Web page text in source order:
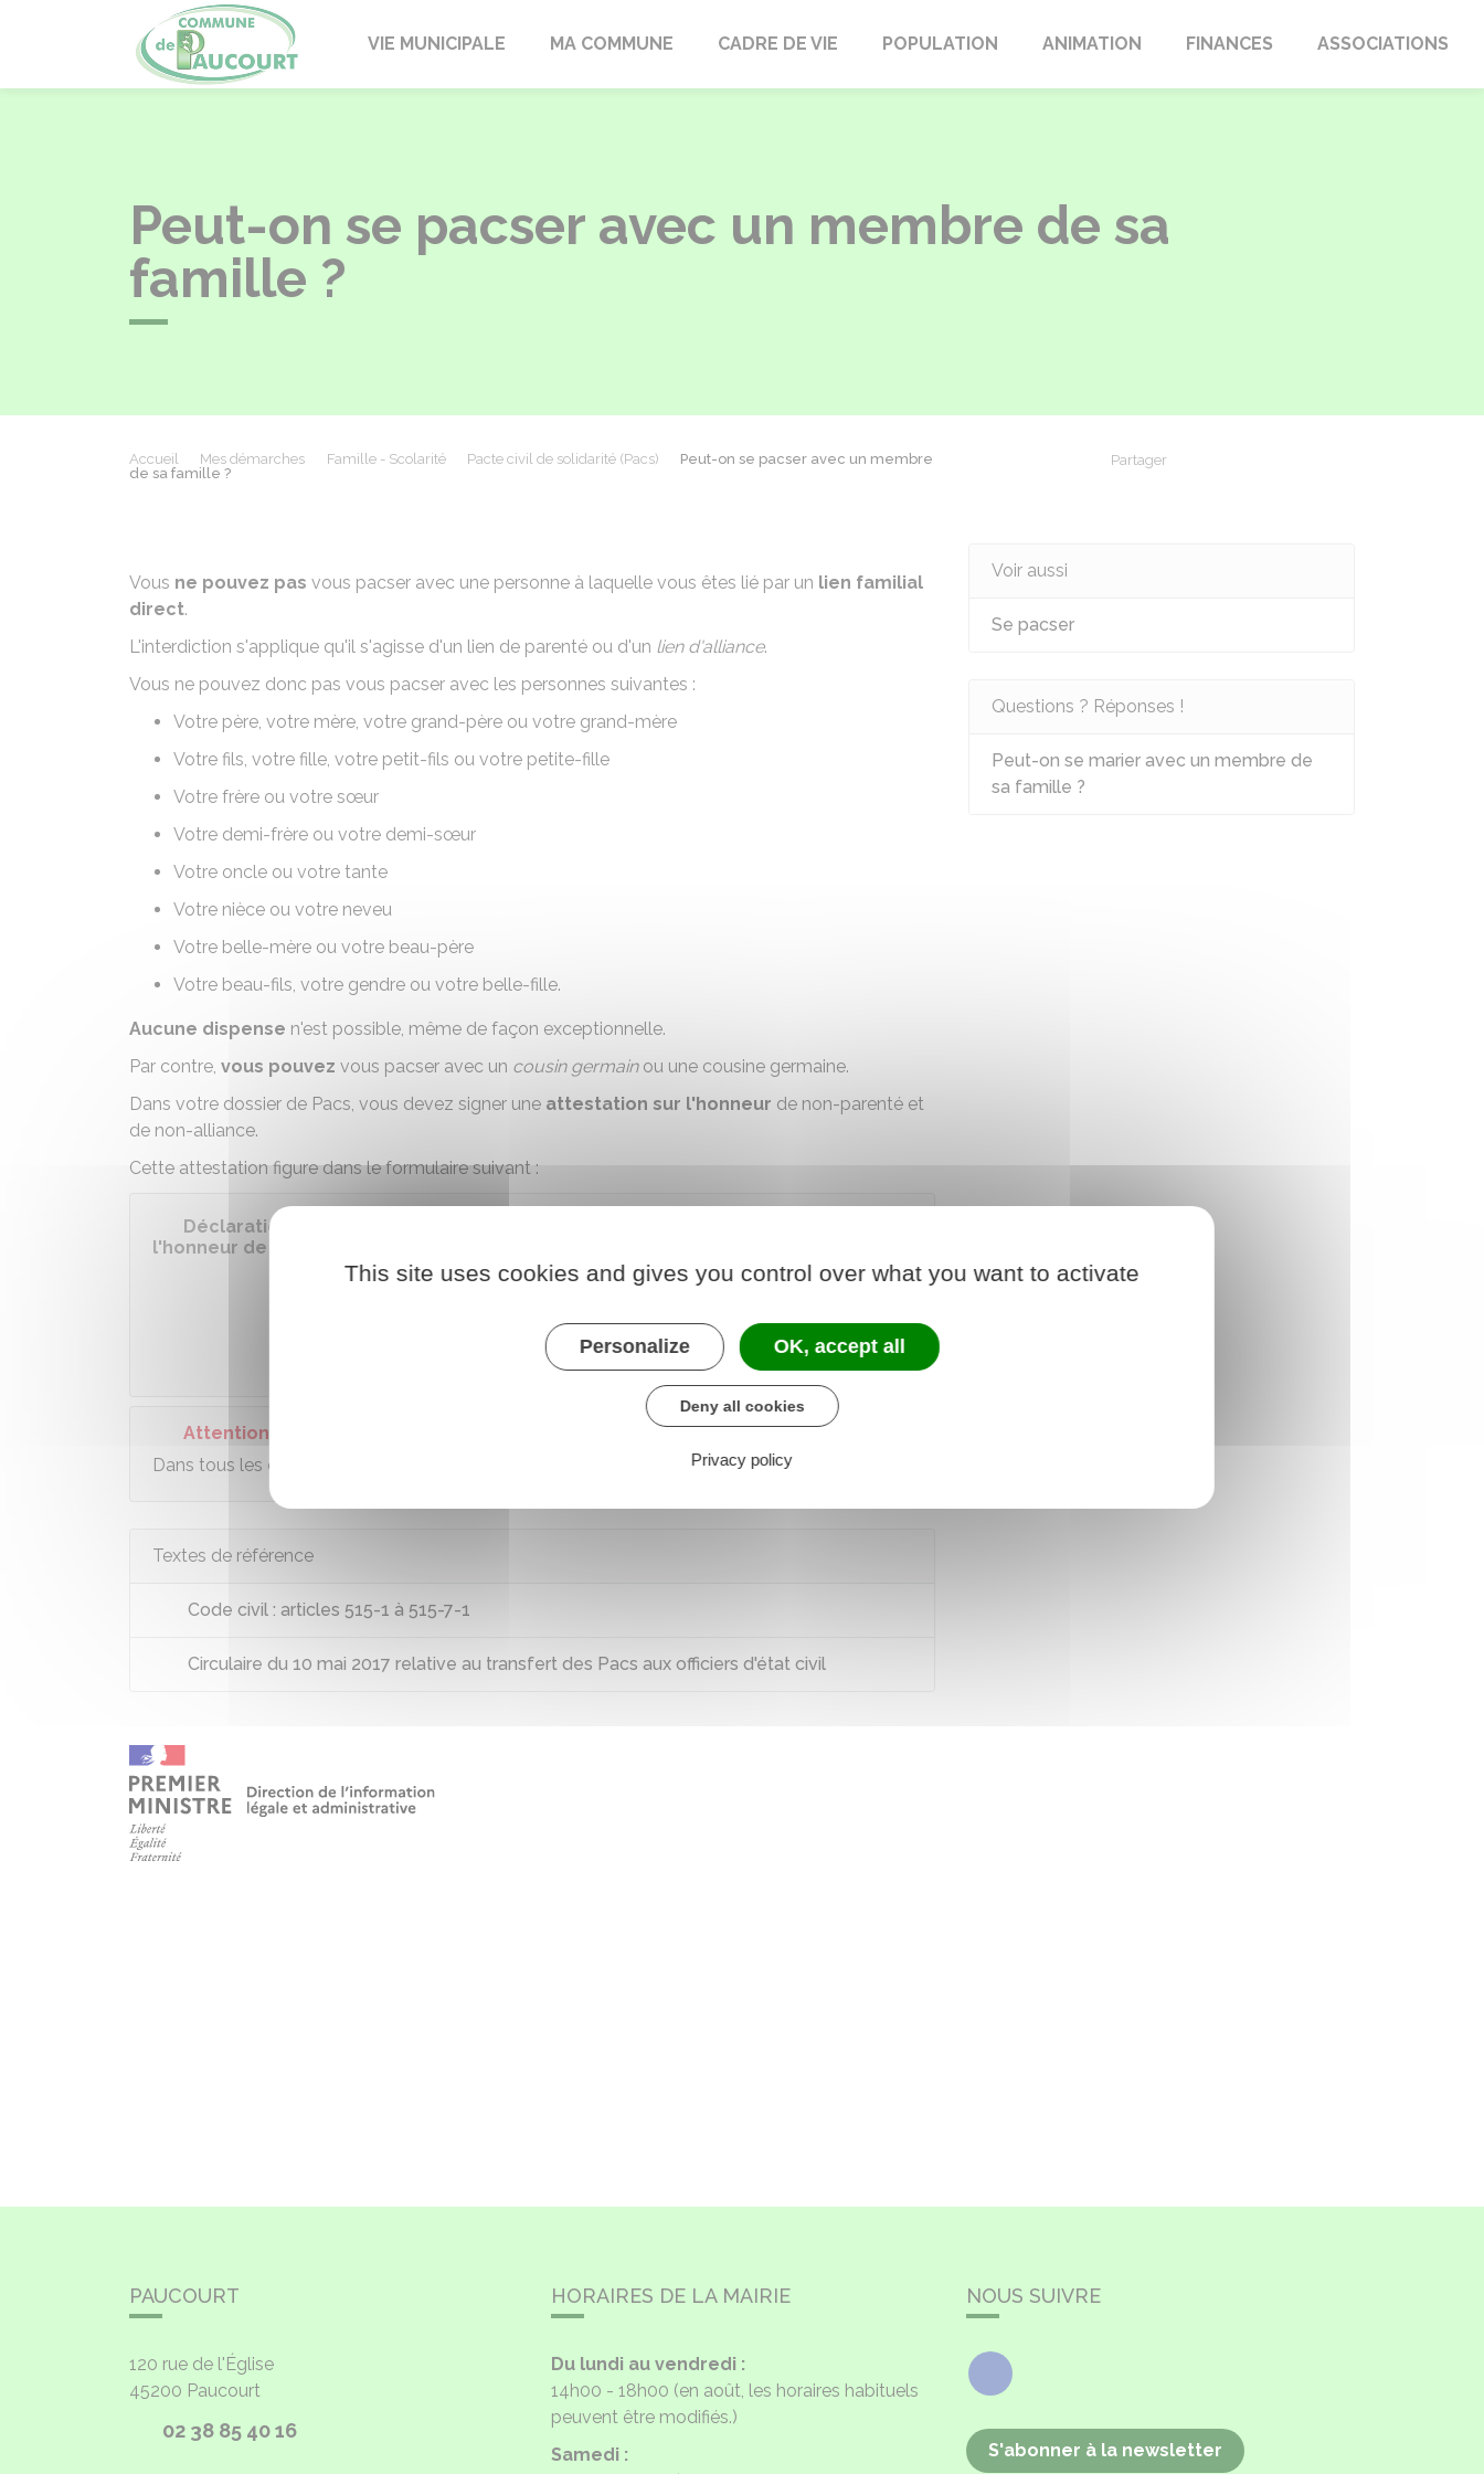
PaucourtVIE MUNICIPALE MA COMMUNE CADRE DE VIE POPULATION ANIMATION FINANCES ASSOCIATIONS
Peut-on se pacser avec un membre de sa
famille ?
Accueil Mes démarches Famille - Scolarité Pacte civil de solidarité (Pacs)
Peut-on se pacser avec un membre
de sa famille ?
Partager
Vous ne pouvez pas vous pacser avec une personne à laquelle vous êtes lié par un lien familial
direct.
L'interdiction s'applique qu'il s'agisse d'un lien de parenté ou d'un lien d'alliance.
Vous ne pouvez donc pas vous pacser avec les personnes suivantes :
Votre père, votre mère, votre grand-père ou votre grand-mère
Votre fils, votre fille, votre petit-fils ou votre petite-fille
Votre frère ou votre sœur
Votre demi-frère ou votre demi-sœur
Votre oncle ou votre tante
Votre nièce ou votre neveu
Votre belle-mère ou votre beau-père
Votre beau-fils, votre gendre ou votre belle-fille.
Aucune dispense n'est possible, même de façon exceptionnelle.
Par contre, vous pouvez vous pacser avec un cousin germainou une cousine germaine.
Dans votre dossier de Pacs, vous devez signer une attestation sur l'honneur de non-parenté et
de non-alliance.
Cette attestation figure dans le formulaire suivant :
Déclaration conjointe d'un pacte civil de solidarité (Pacs) et attestations sur
l'honneur de non-parenté, non-alliance et résidence commune
Ministère chargé de la justice
Attention
Dans tous les cas, vous ne pouvez pas vous pacser si vous êtes
déjà pacsé ou marié
Textes de référence
Code civil : articles 515-1 à 515-7-1
Circulaire du 10 mai 2017 relative au transfert des Pacs aux officiers d'état civil
Voir aussi
Se pacser
Questions ? Réponses !
Peut-on se marier avec un membre de
sa famille ?
PAUCOURT
120 rue de l'Église
45200 Paucourt
02 38 85 40 16
HORAIRES DE LA MAIRIE
Du lundi au vendredi :
14h00 - 18h00 (en août, les horaires habituels
peuvent être modifiés.)
Samedi :
NOUS SUIVRE
Facebook
S'abonner à la newsletter
This site uses cookies and gives you control over what you want to activate
Personalize OK, accept all
Deny all cookies
Privacy policy